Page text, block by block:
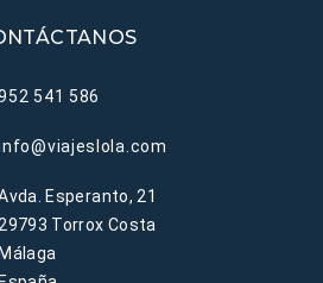
541 586
Esperanto, 21
29793 Torrox Costa
Málaga